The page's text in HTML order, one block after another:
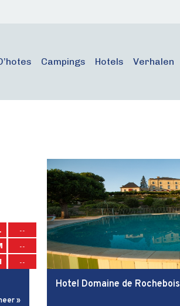
Campings Hotels Verhalen
--
--
--
»
Hotel Domaine de Rochebois